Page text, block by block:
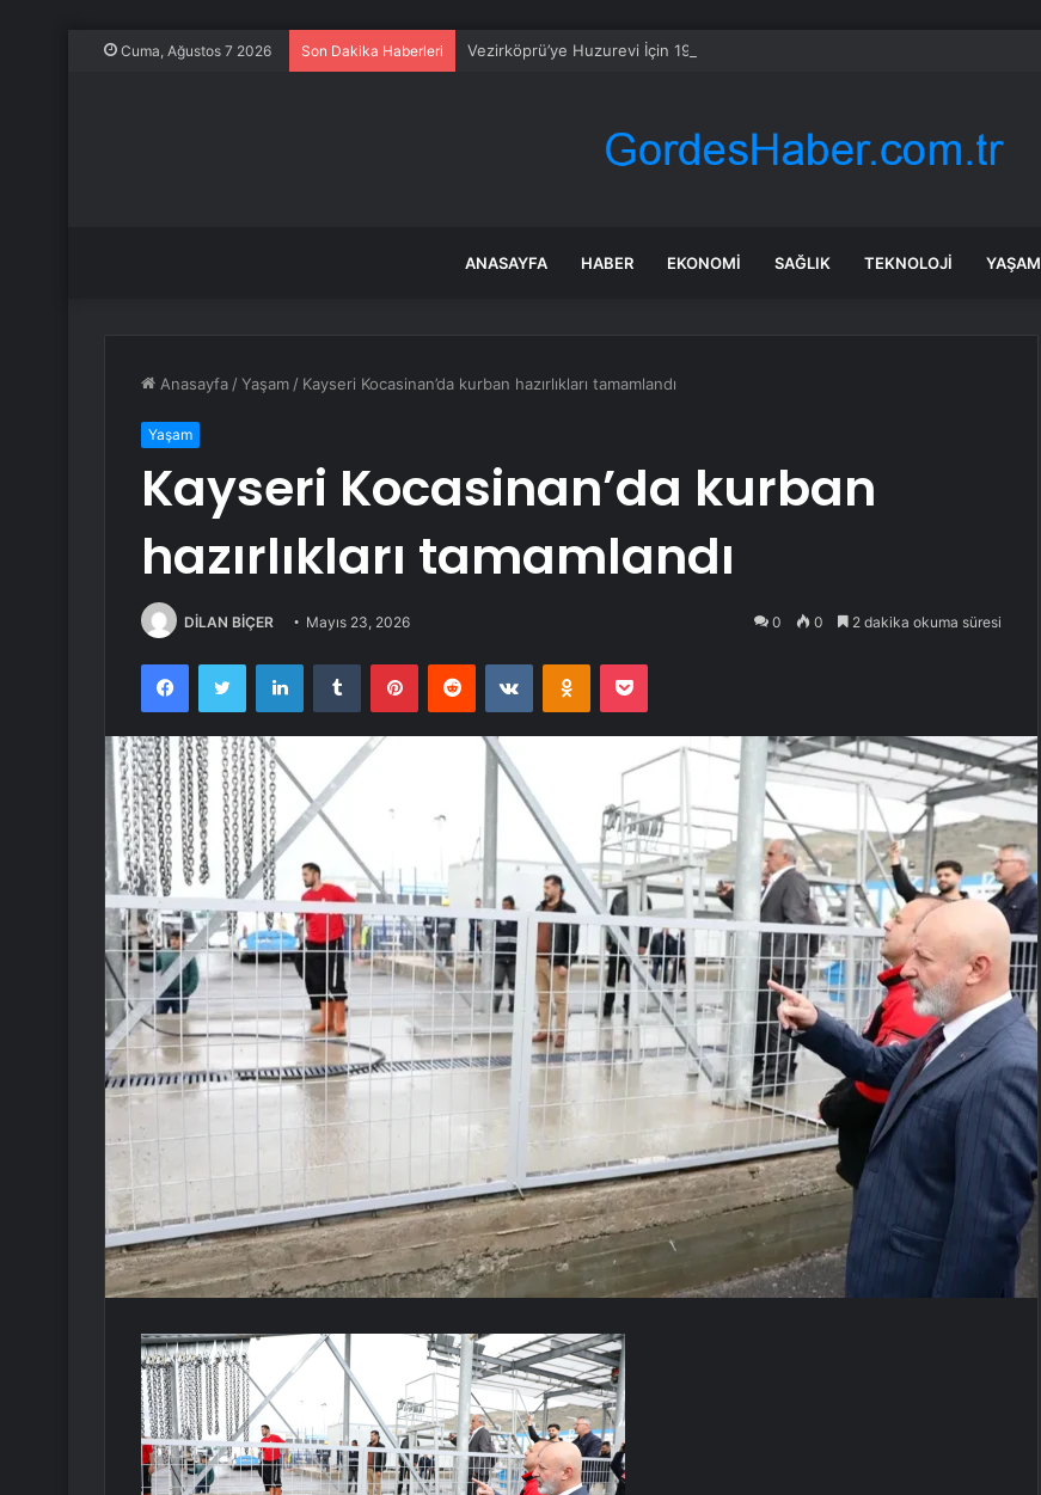
Cuma, Ağustos 7 2026 Son Dakika Haberleri Vezirköprü’ye Huzurevi İçin 192 Milyon Lira
ANASAYFA HABER EKONOMI SAĞLIK TEKNOLOJI YAŞAM
Anasayfa /Yaşam / Kayseri Kocasinan’da kurban hazırlıkları tamamlandı
Yaşam
Kayseri Kocasinan’da kurban
hazırlıkları tamamlandı
DİLAN BİÇER Mayıs 23, 2026 0 0 2 dakika okuma süresi
FacebookTwitter LinkedInTumblr PinterestReddit VKontakteOdnoklassniki
Pocket